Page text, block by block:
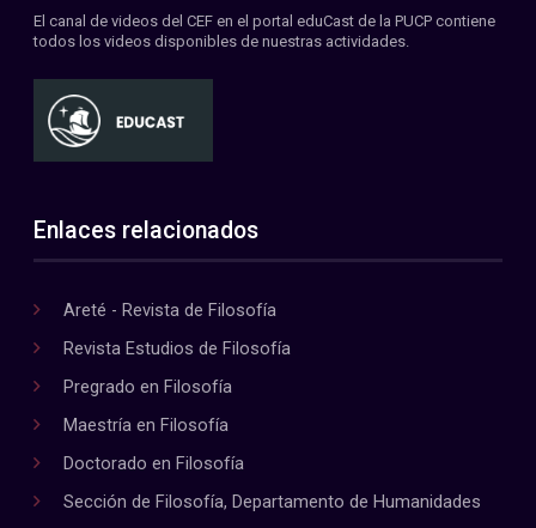
El canal de videos del CEF en el portal eduCast de la PUCP contiene
todos los videos disponibles de nuestras actividades.
Enlaces relacionados
Areté - Revista de Filosofía
Revista Estudios de Filosofía
Pregrado en Filosofía
Maestría en Filosofía
Doctorado en Filosofía
Sección de Filosofía, Departamento de Humanidades